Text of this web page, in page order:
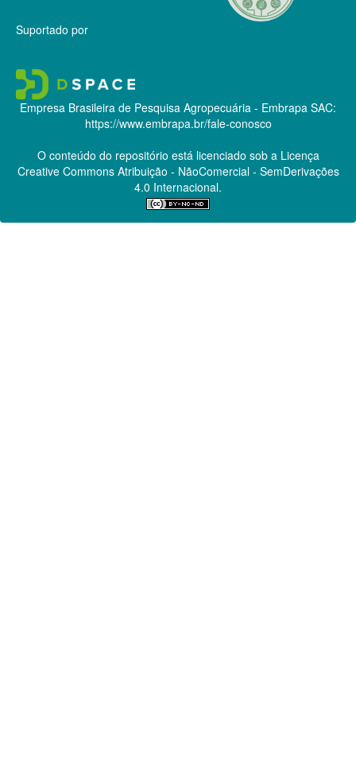
Suportado por
Empresa Brasileira de Pesquisa Agropecuária - Embrapa SAC:
https://www.embrapa.br/fale-conosco
O conteúdo do repositório está licenciado sob a Licença
Creative CommonsAtribuição - NãoComercial - SemDerivações
4.0 Internacional.